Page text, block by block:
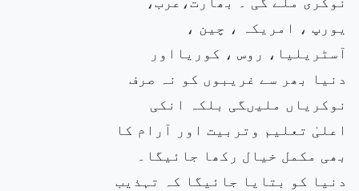
یورپ ، امریکہ ، چین ،
آسٹریلیا، روس ، کوریااور
دنیا بھر سے غریبوں کو نہ صرف
نوکریاں ملیںگی بلکہ انکی
اعلیٰ تعلیم وتربیت اور آرام کا
بھی مکمل خیال رکھا جائیگا۔
دنیا کو بتایا جائیگا کہ تہذیب